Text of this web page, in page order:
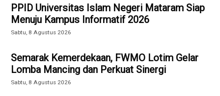
PPID Universitas Islam Negeri Mataram Siap
Menuju Kampus Informatif 2026
Sabtu, 8 Agustus 2026
Semarak Kemerdekaan, FWMO Lotim Gelar
Lomba Mancing dan Perkuat Sinergi
Sabtu, 8 Agustus 2026